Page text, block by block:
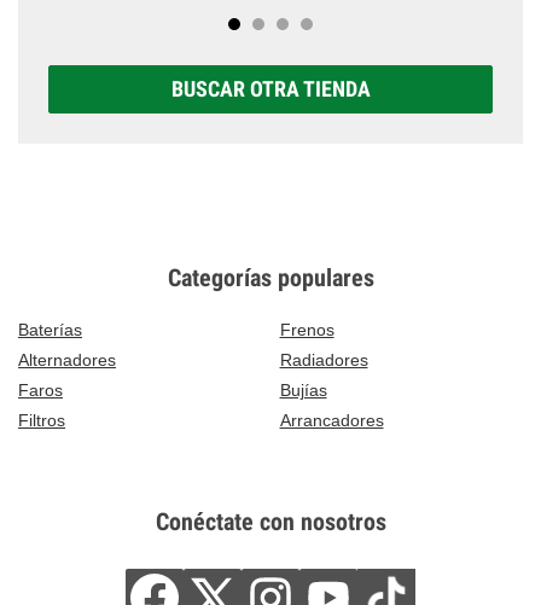
BUSCAR OTRA TIENDA
Categorías populares
Baterías
Frenos
Alternadores
Radiadores
Faros
Bujías
Filtros
Arrancadores
Conéctate con nosotros